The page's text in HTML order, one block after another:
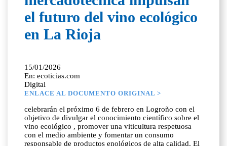
el futuro del vino ecológico
en La Rioja
15/01/2026
En: ecoticias.com
Digital
ENLACE AL DOCUMENTO ORIGINAL >
celebrarán el próximo 6 de febrero en Logroño con el
objetivo de divulgar el conocimiento científico sobre el
vino ecológico , promover una viticultura respetuosa
con el medio ambiente y fomentar un consumo
responsable de productos enológicos de alta calidad. El